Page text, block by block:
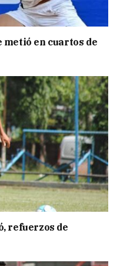
metió en cuartos de
refuerzos de